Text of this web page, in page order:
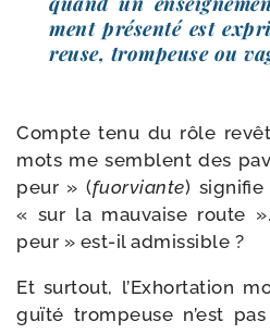
ment pré­sen­té est
reuse, trom­peuse ou
Compte tenu du rôle
mots me semblent des
peur » (fuor­viante) signi­fie
« sur la mau­vaise route
peur » est-​il admissible ?
Et sur­tout, l’Exhortation
guï­té trom­peuse n’est